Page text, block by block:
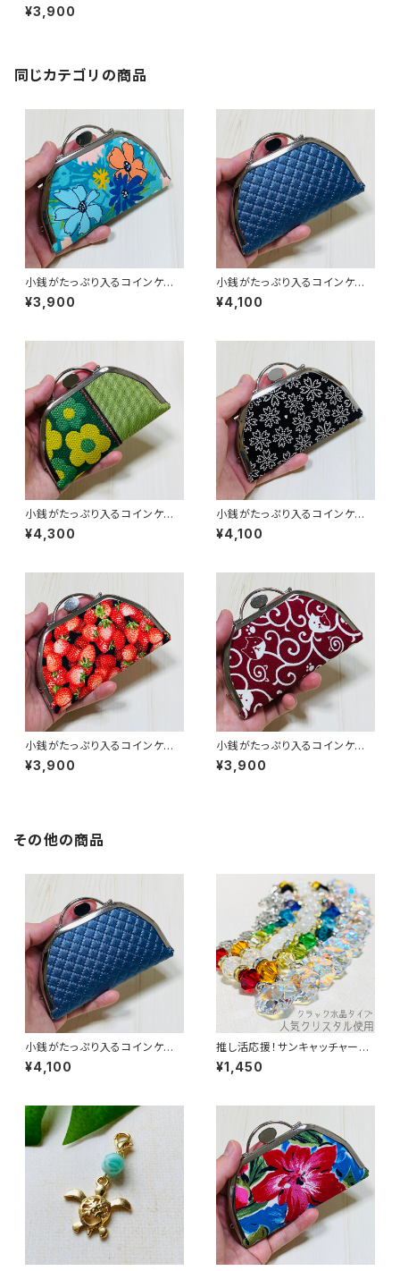
ス／ハイビスカス柄
¥3,900
同じカテゴリの商品
小銭がたっぷり入るコインケー
ス／花柄
¥3,900
小銭がたっぷり入るコインケー
ス／【合皮】紺
¥4,100
小銭がたっぷり入るコインケー
ス／【畳縁】花柄・グリーン系
¥4,300
小銭がたっぷり入るコインケー
ス／【印伝調】桜柄
¥4,100
小銭がたっぷり入るコインケー
ス／イチゴ柄
¥3,900
小銭がたっぷり入るコインケー
ス／唐草猫柄・赤
¥3,900
その他の商品
小銭がたっぷり入るコインケー
ス／【合皮】紺
¥4,100
推し活応援！サンキャッチャーカ
ラーチャーム〈S〉クラック水晶タ
イプ【単品】
¥1,450